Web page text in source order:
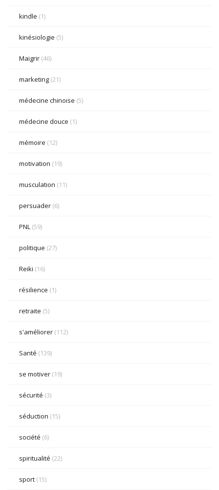
kindle (1)
kinésiologie (5)
Maigrir (46)
marketing (21)
médecine chinoise (5)
médecine douce (1)
mémoire (12)
motivation (19)
musculation (11)
persuader (6)
PNL (59)
politique (27)
Reiki (16)
résilience (1)
retraite (5)
s'améliorer (112)
Santé (139)
se motiver (19)
sécurité (3)
séduction (15)
société (6)
spiritualité (22)
sport (15)